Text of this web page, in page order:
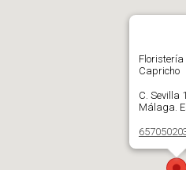
Floristería
Capricho
C. Sevilla
Málaga.
Abrir en